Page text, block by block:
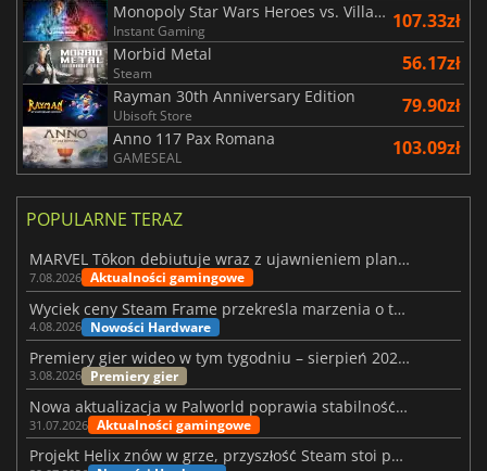
Monopoly Star Wars Heroes vs. Villains
Instant Gaming 107.33zł
Morbid Metal
Steam 56.17zł
Rayman 30th Anniversary Edition
Ubisoft Store 79.90zł
Anno 117 Pax Romana
GAMESEAL 103.09zł
POPULARNE TERAZ
MARVEL Tōkon debiutuje wraz z ujawnieniem planu rozwoju na pierwszy rok
7.08.2026 Aktualności gamingowe
Wyciek ceny Steam Frame przekreśla marzenia o tanim zestawie VR
4.08.2026 Nowości Hardware
Premiery gier wideo w tym tygodniu – sierpień 2026 r. (32. tydzień)
3.08.2026 Premiery gier
Nowa aktualizacja w Palworld poprawia stabilność Sunreach i walk z bossami
31.07.2026 Aktualności gamingowe
Projekt Helix znów w grze, przyszłość Steam stoi pod znakiem zapytania